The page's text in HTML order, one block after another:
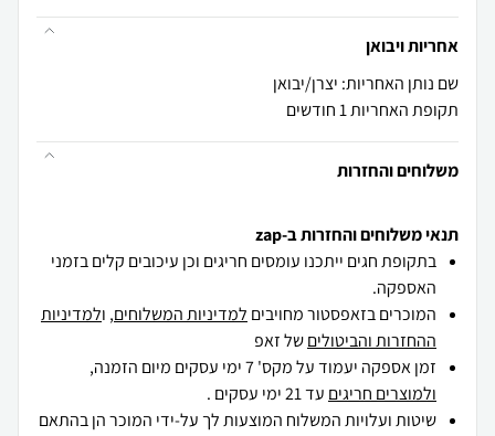
אחריות ויבואן
שם נותן האחריות: יצרן/יבואן
תקופת האחריות 1 חודשים
משלוחים והחזרות
תנאי משלוחים והחזרות ב-zap
בתקופת חגים ייתכנו עומסים חריגים וכן עיכובים קלים בזמני
האספקה.
המוכרים בזאפסטור מחויבים למדיניות המשלוחים, ולמדיניות
ההחזרות והביטוליםשל זאפ
זמן אספקה יעמוד על מקס' 7 ימי עסקים מיום הזמנה,
ולמוצרים חריגים עד 21 ימי עסקים .
שיטות ועלויות המשלוח המוצעות לך על-ידי המוכר הן בהתאם